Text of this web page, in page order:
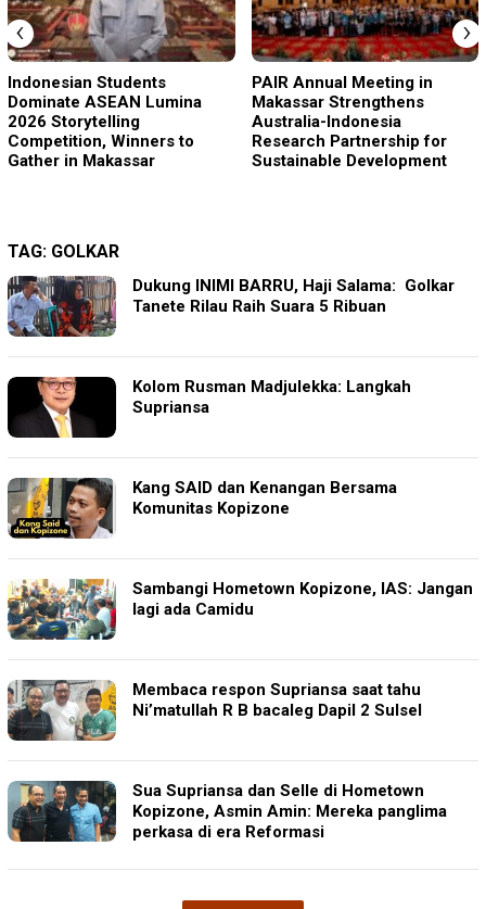
Indonesian Students
Dominate ASEAN Lumina
2026 Storytelling
Competition, Winners to
Gather in Makassar
PAIR Annual Meeting in
Makassar Strengthens
Australia-Indonesia
Research Partnership for
Sustainable Development
‹ ›
TAG: GOLKAR
Dukung INIMI BARRU, Haji Salama: Golkar
Tanete Rilau Raih Suara 5 Ribuan
Kolom Rusman Madjulekka: Langkah
Supriansa
Kang SAID dan Kenangan Bersama
Komunitas Kopizone
Sambangi Hometown Kopizone, IAS: Jangan
lagi ada Camidu
Membaca respon Supriansa saat tahu
Ni’matullah R B bacaleg Dapil 2 Sulsel
Sua Supriansa dan Selle di Hometown
Kopizone, Asmin Amin: Mereka panglima
perkasa di era Reformasi